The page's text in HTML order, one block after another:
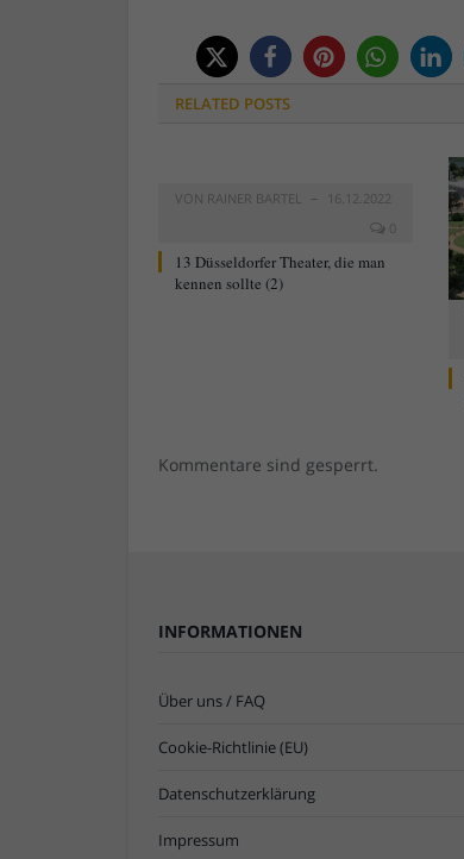
RELATED POSTS
VON RAINER BARTEL
16.12.2022
0
13 Düsseldorfer Theater, die man
kennen sollte (2)
Kommentare sind gesperrt.
INFORMATIONEN
Über uns / FAQ
Cookie-Richtlinie (EU)
Datenschutzerklärung
Impressum